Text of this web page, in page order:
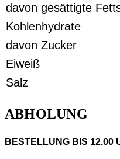
davon gesättigte
Kohlenhydrate
davon Zucker
Eiweiß
Salz
ABHOLUNG
BESTELLUNG BIS 12.00